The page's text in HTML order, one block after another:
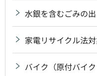
水銀を含むごみの
家電リサイクル法
バイク（原付バイ